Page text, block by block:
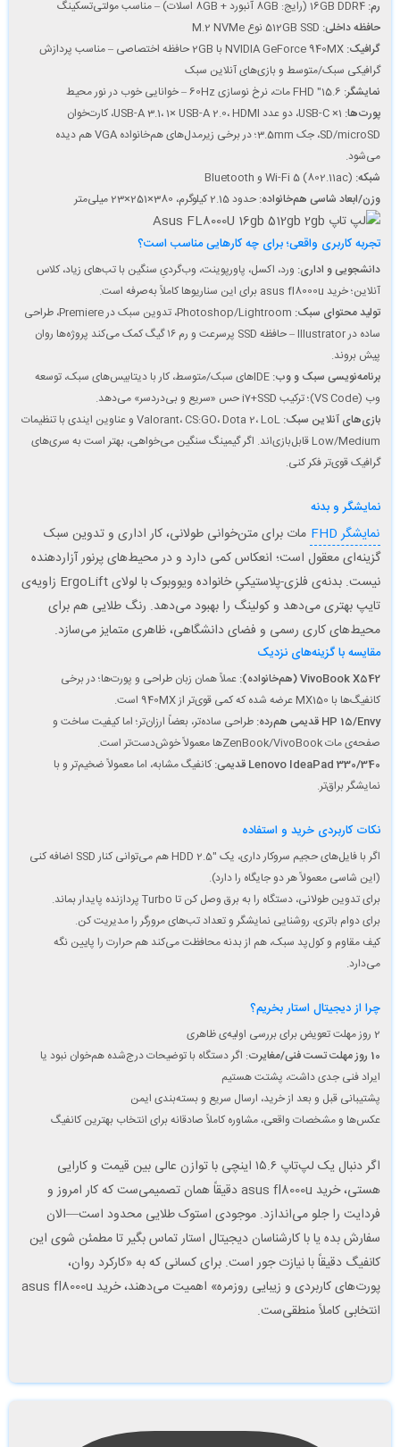
رم:
حافظه داخلی:
گرافیک:
NVIDIA GeForce 940MX با 2GB حافظه اختصاصی – مناسب پردازش
گرافیکی سبک/متوسط و بازی‌های آنلاین سبک
نمایشگر:
پورت‌ها:
1× USB-C، دو عدد USB-A 3.1، 1× USB-A 2.0، HDMI، کارت‌خوان
SD/microSD، جک 3.5mm؛ در برخی زیرمدل‌های هم‌خانواده VGA هم دیده
می‌شود.
شبکه:
وزن/ابعاد شاسی هم‌خانواده: حدود 2.15 کیلوگرم، 380×251×23 میلی‌متر
تجربه کاربری واقعی؛ برای چه کارهایی مناسب است؟
دانشجویی و اداری: ورد، اکسل، پاورپوینت، وب‌گردیِ سنگین با تب‌های زیاد، کلاس
آنلاین؛ خرید asus fl8000u برای این سناریوها کاملاً به‌صرفه است.
تولید محتوای سبک:
Photoshop/Lightroom، تدوین سبک در Premiere، طراحی
ساده در Illustrator – حافظه SSD پرسرعت و رم ۱۶ گیگ کمک می‌کند پروژه‌ها روان
پیش بروند.
برنامه‌نویسی سبک و وب:
IDEهای سبک/متوسط، کار با دیتابیس‌های سبک، توسعه
وب (VS Code)؛ ترکیب i7+SSD حس «سریع و بی‌دردسر» می‌دهد.
بازی‌های آنلاین سبک:
Valorant، CS:GO، Dota 2، LoL و عناوین ایندی با تنظیمات
Low/Medium قابل‌بازی‌اند. اگر گیمینگ سنگین می‌خواهی، بهتر است به سری‌های
گرافیک قوی‌تر فکر کنی.
نمایشگر و بدنه
نمایشگر FHD
مات برای متن‌خوانی طولانی، کار اداری و تدوین سبک
گزینه‌ای معقول است؛ انعکاس کمی دارد و در محیط‌های پرنور آزاردهنده
نیست. بدنه‌ی فلزی-پلاستیکیِ خانواده ویووبوک با لولای ErgoLift زاویه‌ی
تایپ بهتری می‌دهد و کولینگ را بهبود می‌دهد. رنگ طلایی هم برای
محیط‌های کاری رسمی و فضای دانشگاهی، ظاهری متمایز می‌سازد.
مقایسه با گزینه‌های نزدیک
VivoBook X542 (هم‌خانواده):
عملاً همان زبان طراحی و پورت‌ها؛ در برخی
کانفیگ‌ها با MX150 عرضه شده که کمی قوی‌تر از 940MX است.
HP 15/Envy قدیمی هم‌رده:
طراحی ساده‌تر، بعضاً ارزان‌تر؛ اما کیفیت ساخت و
صفحه‌ی مات Zen‌Book/VivoBook‌ها معمولاً خوش‌دست‌تر است.
Lenovo IdeaPad 330/340 قدیمی:
کانفیگ مشابه، اما معمولاً ضخیم‌تر و با
نمایشگر براق‌تر.
نکات کاربردی خرید و استفاده
اگر با فایل‌های حجیم سروکار داری، یک HDD 2.5″ هم می‌توانی کنار SSD اضافه کنی
(این شاسی معمولاً هر دو جایگاه را دارد).
برای تدوین طولانی، دستگاه را به برق وصل کن تا Turbo پردازنده پایدار بماند.
برای دوام باتری، روشنایی نمایشگر و تعداد تب‌های مرورگر را مدیریت کن.
کیف مقاوم و کول‌پد سبک، هم از بدنه محافظت می‌کند هم حرارت را پایین نگه
می‌دارد.
چرا از دیجیتال استار بخریم؟
2 روز مهلت تعویض برای بررسی اولیه‌ی ظاهری
10 روز مهلت تست فنی/مغایرت
: اگر دستگاه با توضیحات درج‌شده هم‌خوان نبود یا
ایراد فنی جدی داشت، پشتت هستیم
پشتیبانی قبل و بعد از خرید، ارسال سریع و بسته‌بندی ایمن
عکس‌ها و مشخصات واقعی، مشاوره کاملاً صادقانه برای انتخاب بهترین کانفیگ
اگر دنبال یک لپ‌تاپ ۱۵.۶ اینچی با توازن عالی بین قیمت و کارایی
هستی، خرید asus fl8000u دقیقاً همان تصمیمی‌ست که کار امروز و
فردایت را جلو می‌اندازد. موجودی استوک طلایی محدود است—الان
سفارش بده یا با کارشناسان دیجیتال استار تماس بگیر تا مطمئن شوی این
کانفیگ دقیقاً با نیازت جور است. برای کسانی که به «کارکرد روان،
پورت‌های کاربردی و زیبایی روزمره» اهمیت می‌دهند، خرید asus fl8000u
انتخابی کاملاً منطقی‌ست.